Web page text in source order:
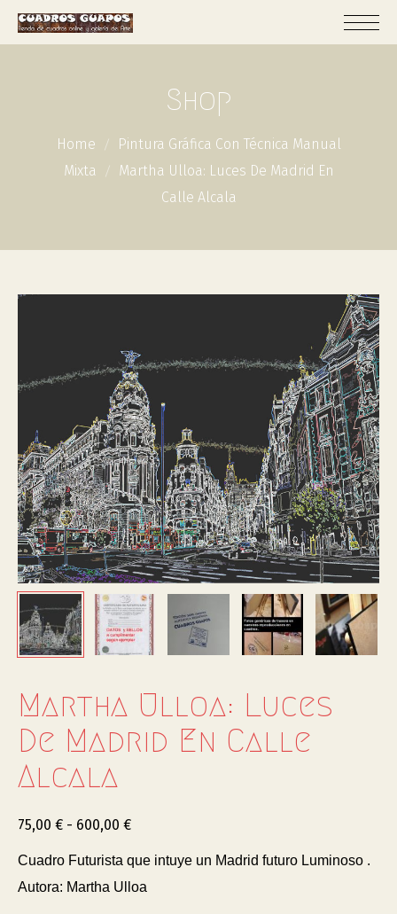
Shop
Home
Pintura Gráfica Con Técnica Manual
Mixta
Martha Ulloa: Luces De Madrid En
Calle Alcala
Martha Ulloa: Luces
De Madrid En Calle
Alcala
75,00 € - 600,00 €
Cuadro Futurista que intuye un Madrid futuro Luminoso .
Autora: Martha Ulloa